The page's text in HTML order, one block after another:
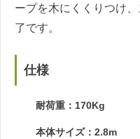
ープを木にくくりつけ
了です。
仕様
耐荷重：170Kg
本体サイズ：2.8m